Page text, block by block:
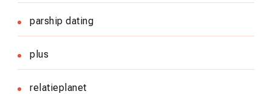
parship dating
plus
relatieplanet